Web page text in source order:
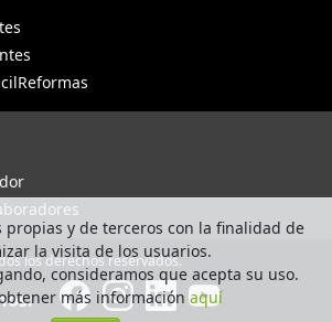
propias y de terceros con la finalidad de
la visita de los usuarios.
consideramos que acepta su uso.
más informaciónaquí
los derechos reservados.